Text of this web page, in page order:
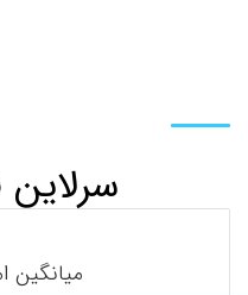
میانگین